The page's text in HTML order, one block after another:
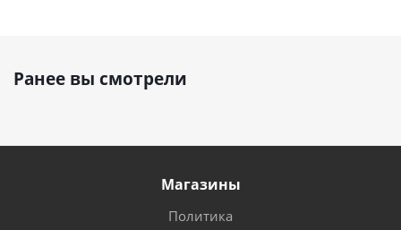
Ранее вы смотрели
Магазины
Политика